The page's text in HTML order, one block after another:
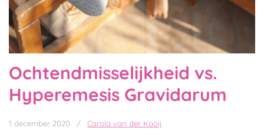
Ochtendmisselijkheid vs.
Hyperemesis Gravidarum
1 december 2020 / Carola van der Kooij